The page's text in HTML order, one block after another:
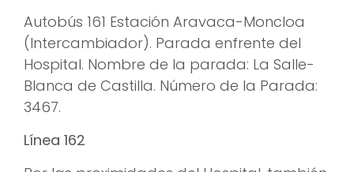
Autobús 161 Estación Aravaca-Moncloa
(Intercambiador). Parada enfrente del
Hospital. Nombre de la parada: La Salle-
Blanca de Castilla. Número de la Parada:
3467.
Línea 162